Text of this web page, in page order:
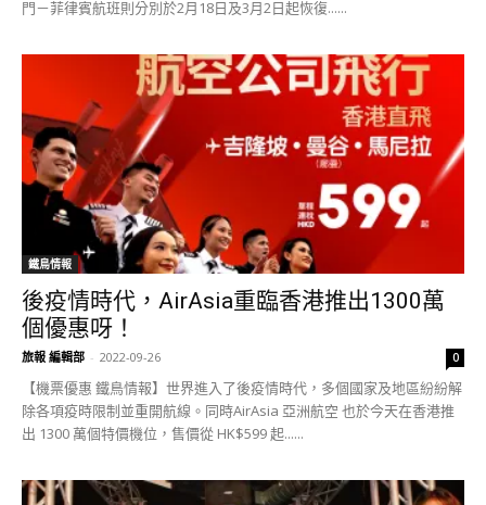
門－菲律賓航班則分別於2月18日及3月2日起恢復......
鐵鳥情報
後疫情時代，AirAsia重臨香港推出1300萬
個優惠呀！
旅報 編輯部 - 2022-09-26 0
【機票優惠 鐵鳥情報】世界進入了後疫情時代，多個國家及地區紛紛解
除各項疫時限制並重開航線。同時AirAsia 亞洲航空 也於今天在香港推
出 1300 萬個特價機位，售價從 HK$599 起......